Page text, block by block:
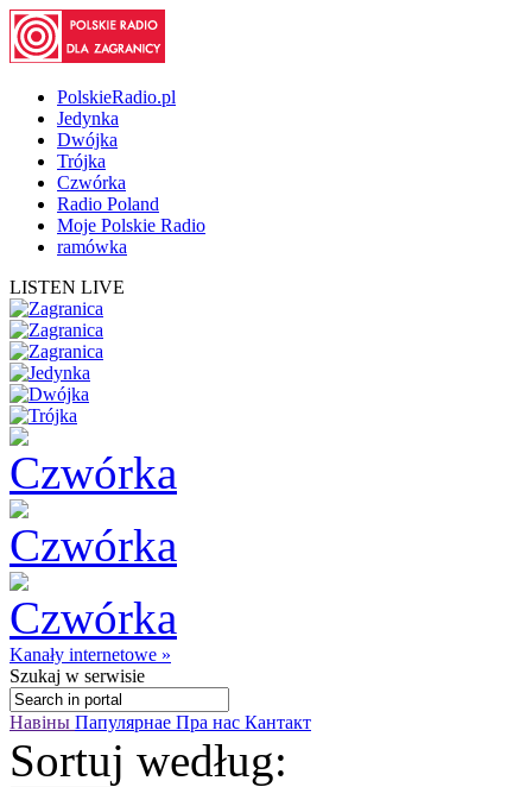
PolskieRadio.pl
Jedynka
Dwójka
Trójka
Czwórka
Radio Poland
Moje Polskie Radio
ramówka
LISTEN LIVE
Kanały internetowe »
Szukaj w serwisie
Навіны Папулярнае Пра нас Кантакт
Sortuj według: